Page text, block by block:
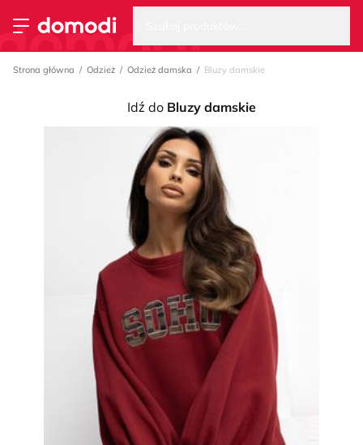
Przełącz menu
Strona główna
Strona główna Odzież Odzież damska Bluzy damskie
Idź do Bluzy damskie